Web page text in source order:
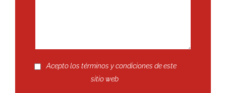
Acepto los términos y condiciones de este
sitio web